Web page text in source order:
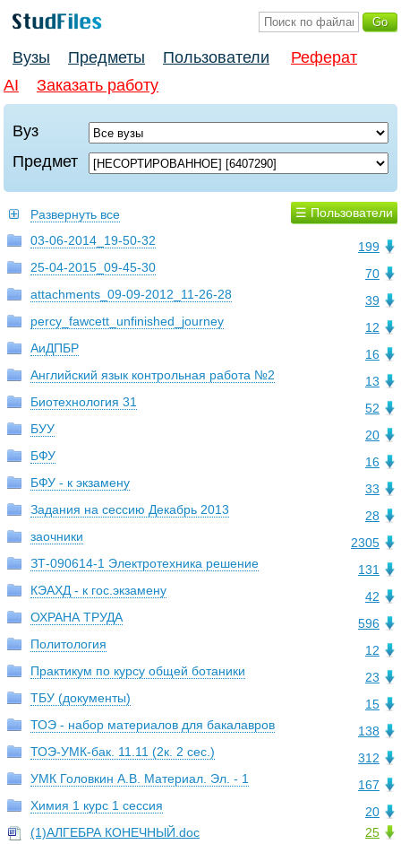
Вузы Предметы Пользователи
Реферат
AI
Заказать работу
Вуз
Предмет
☰ Пользователи
Развернуть все
199
03-06-2014_19-50-32
70
25-04-2015_09-45-30
39
attachments_09-09-2012_11-26-28
12
percy_fawcett_unfinished_journey
16
АиДПБР
13
Английский язык контрольная работа №2
52
Биотехнология 31
20
БУУ
16
БФУ
33
БФУ - к экзамену
28
Задания на сессию Декабрь 2013
2305
заочники
131
ЗТ-090614-1 Электротехника решение
42
КЭАХД - к гос.экзамену
596
ОХРАНА ТРУДА
12
Политология
23
Практикум по курсу общей ботаники
15
ТБУ (документы)
138
ТОЭ - набор материалов для бакалавров
312
ТОЭ-УМК-бак. 11.11 (2к. 2 сес.)
167
УМК Головкин А.В. Материал. Эл. - 1
20
Химия 1 курс 1 сессия
25
(1)АЛГЕБРА КОНЕЧНЫЙ.doc